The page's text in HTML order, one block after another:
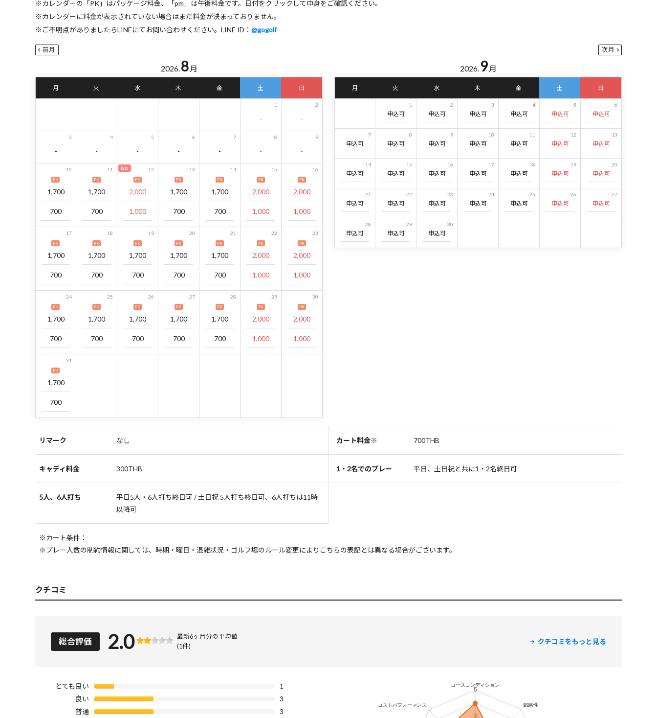
※カレンダーの「PK」はパッケージ料金、「pm」は午後料金です。日付をクリックして中身をご確認ください。
※カレンダーに料金が表示されていない場合はまだ料金が決まっておりません。
※ご不明点がありましたらLINEにてお問い合わせください。LINE ID： @gogolf
前月
2026.8 月
月 火 水 木 金 土 日
1
-
2
-
3
-
4
-
5
-
6
-
7
-
8
-
9
-
10
PK
1,700
700
11
PK
1,700
700
祝日 12
PK
2,000
1,000
13
PK
1,700
700
14
PK
1,700
700
15
PK
2,000
1,000
16
PK
2,000
1,000
17
PK
1,700
700
18
PK
1,700
700
19
PK
1,700
700
20
PK
1,700
700
21
PK
1,700
700
22
PK
2,000
1,000
23
PK
2,000
1,000
24
PK
1,700
700
25
PK
1,700
700
26
PK
1,700
700
27
PK
1,700
700
28
PK
1,700
700
29
PK
2,000
1,000
30
PK
2,000
1,000
31
PK
1,700
700
次月
2026. 9 月
月 火 水 木 金 土 日
1
申込可
2
申込可
3
申込可
4
申込可
5
申込可
6
申込可
7
申込可
8
申込可
9
申込可
10
申込可
11
申込可
12
申込可
13
申込可
14
申込可
15
申込可
16
申込可
17
申込可
18
申込可
19
申込可
20
申込可
21
申込可
22
申込可
23
申込可
24
申込可
25
申込可
26
申込可
27
申込可
28
申込可
29
申込可
30
申込可
リマーク なし カート料金※ 700THB
キャディ料金 300THB 1・2名でのプレー 平日、土日祝と共に1・2名終日可
5人、6人打ち
平日5人・6人打ち終日可 / 土日祝 5人打ち終日可、6人打ちは11時
以降可
※カート条件：
※プレー人数の制約情報に関しては、時期・曜日・混雑状況・ゴルフ場のルール変更によりこちらの表記とは異なる場合がございます。
クチコミ
総合評価 2.0
最新6ヶ月分の平均値
(1件)
クチコミをもっと見る
とても良い
1
良い
3
普通
3